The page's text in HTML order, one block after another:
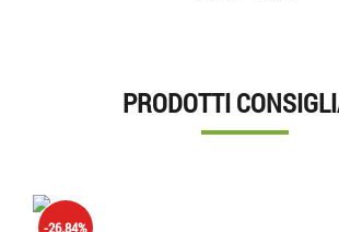
PRODOTTI
-26.84%